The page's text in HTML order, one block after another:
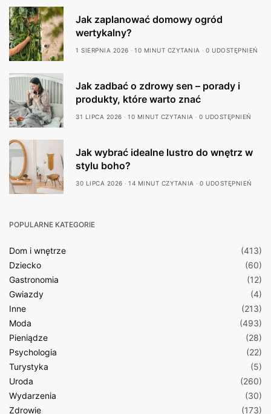
Jak zaplanować domowy ogród
wertykalny?
1 SIERPNIA 2026 10 MINUT CZYTANIA 0 UDOSTĘPNIEŃ
Jak zadbać o zdrowy sen – porady i
produkty, które warto znać
31 LIPCA 2026 10 MINUT CZYTANIA 0 UDOSTĘPNIEŃ
Jak wybrać idealne lustro do wnętrz w
stylu boho?
30 LIPCA 2026 14 MINUT CZYTANIA 0 UDOSTĘPNIEŃ
POPULARNE KATEGORIE
Dom i wnętrze
(413)
Dziecko
(60)
Gastronomia
(12)
Gwiazdy
(4)
Inne
(213)
Moda
(493)
Pieniądze
(28)
Psychologia
(22)
Turystyka
(5)
Uroda
(260)
Wydarzenia
(30)
Zdrowie
(173)